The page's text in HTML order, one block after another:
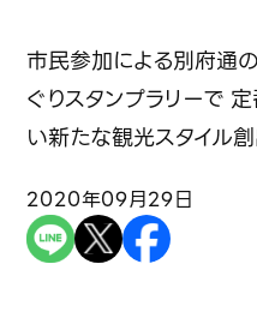
市民参加による別府通
ぐりスタンプラリーで
い新たな観光スタイル
2020年09月29日